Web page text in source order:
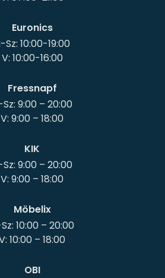
Euronics
Sz: 10:00-19:00
V: 10:00-16:00
Fressnapf
Sz: 9:00 – 20:00
KIK
Sz: 9:00 – 20:00
Möbelix
10:00 – 20:00
OBI